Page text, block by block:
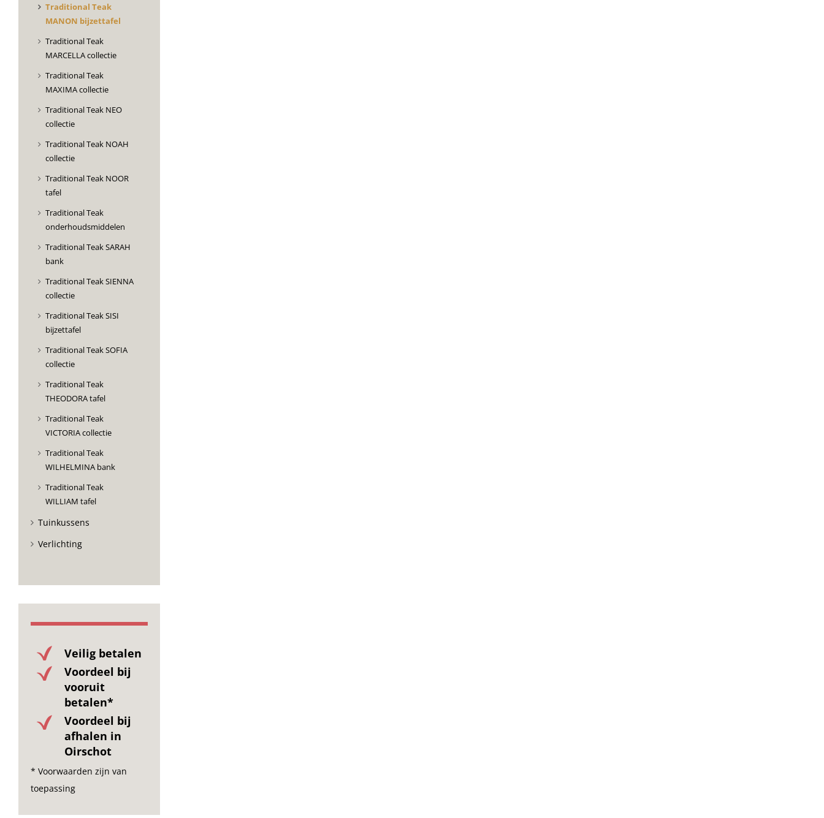
Traditional Teak
MANON bijzettafel
Traditional Teak
MARCELLA collectie
Traditional Teak
MAXIMA collectie
Traditional Teak NEO
collectie
Traditional Teak NOAH
collectie
Traditional Teak NOOR
tafel
Traditional Teak
onderhoudsmiddelen
Traditional Teak SARAH
bank
Traditional Teak SIENNA
collectie
Traditional Teak SISI
bijzettafel
Traditional Teak SOFIA
collectie
Traditional Teak
THEODORA tafel
Traditional Teak
VICTORIA collectie
Traditional Teak
WILHELMINA bank
Traditional Teak
WILLIAM tafel
Tuinkussens
Verlichting
Veilig betalen
Voordeel bij
vooruit
betalen*
Voordeel bij
afhalen in
Oirschot
* Voorwaarden zijn van
toepassing